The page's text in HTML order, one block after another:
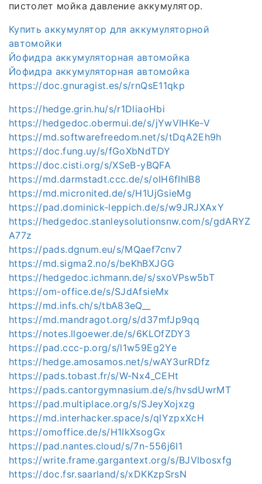
пистолет мойка давление аккумулятор.
Купить аккумулятор для аккумуляторной
автомойки
Йофидра аккумуляторная автомойка
Йофидра аккумуляторная автомойка
https://doc.gnuragist.es/s/rnQsE11qkp
https://hedge.grin.hu/s/r1DliaoHbi
https://hedgedoc.obermui.de/s/jYwVIHKe-V
https://md.softwarefreedom.net/s/tDqA2Eh9h
https://doc.fung.uy/s/fGoXbNdTDY
https://doc.cisti.org/s/XSeB-yBQFA
https://md.darmstadt.ccc.de/s/oIH6fIhlB8
https://md.micronited.de/s/H1UjGsieMg
https://pad.dominick-leppich.de/s/w9JRJXAxY
https://hedgedoc.stanleysolutionsnw.com/s/gdARYZ
A77z
https://pads.dgnum.eu/s/MQaef7cnv7
https://md.sigma2.no/s/beKhBXJGG
https://hedgedoc.ichmann.de/s/sxoVPsw5bT
https://om-office.de/s/SJdAfsieMx
https://md.infs.ch/s/tbA83eQ__
https://md.mandragot.org/s/d37mfJp9qq
https://notes.llgoewer.de/s/6KLOfZDY3
https://pad.ccc-p.org/s/l1w59Eg2Ye
https://hedge.amosamos.net/s/wAY3urRDfz
https://pads.tobast.fr/s/W-Nx4_CEHt
https://pads.cantorgymnasium.de/s/hvsdUwrMT
https://pad.multiplace.org/s/SJeyXojxzg
https://md.interhacker.space/s/qlYzpxXcH
https://omoffice.de/s/H1IkXsogGx
https://pad.nantes.cloud/s/7n-556j6I1
https://write.frame.gargantext.org/s/BJVlbosxfg
https://doc.fsr.saarland/s/xDKKzpSrsN